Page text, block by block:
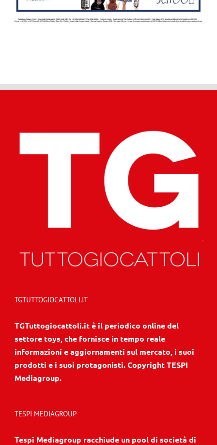
TGTUTTOGIOCATTOLI.IT
TGTuttogiocattoli.it è il periodico online del
settore toys, che fornisce in tempo reale
informazioni e aggiornamenti sul mercato, i suoi
prodotti e i suoi protagonisti. Copyright TESPI
Mediagroup.
TESPI MEDIAGROUP
Tespi Mediagroup racchiude un pool di società di